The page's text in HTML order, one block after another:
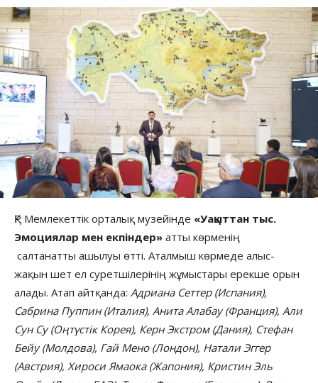
ҚР Мемлекеттік орталық музейінде «Уақыттан тыс.
Эмоциялар мен екпіндер» атты көрменің
салтанатты ашылуы өтті. Аталмыш көрмеде алыс-
жақын шет ел суретшілерінің жұмыстары ерекше орын
алады. Атап айтқанда: Адриана Сеттер (Испания),
Сабрина Пуппин (Италия), Анита Алабау (Франция), Али
Сун Су (Оңтүстік Корея), Керн Экстром (Дания), Стефан
Бейу (Молдова), Гай Мено (Лондон), Натали Эггер
(Австрия), Хироси Ямаока (Жапония), Кристин Эль